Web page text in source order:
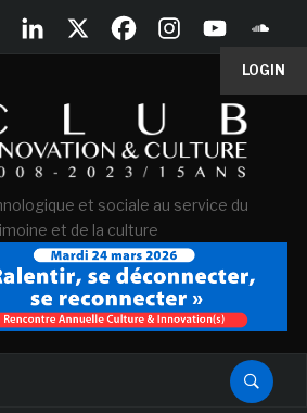
LOGIN
et sociale au service du
et de la culture